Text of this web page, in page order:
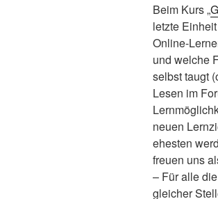
Beim Kurs „
letzte
Online-
und welche
selbst taugt
Lesen im
neuen
ehesten
freuen uns
– Für alle
gleicher